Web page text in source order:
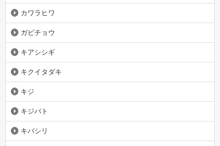
カワラヒワ
ガビチョウ
キアシシギ
キクイタダキ
キジ
キジバト
キバシリ